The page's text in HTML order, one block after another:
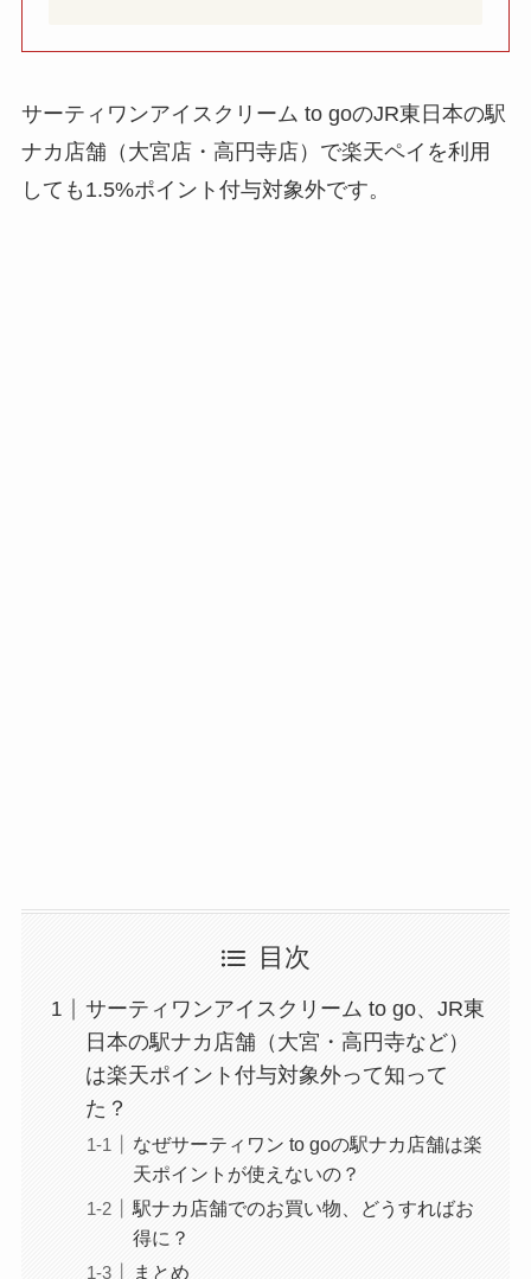
サーティワンアイスクリーム to goのJR東日本の駅
ナカ店舗（大宮店・高円寺店）で楽天ペイを利用
しても1.5%ポイント付与対象外です。
目次
サーティワンアイスクリーム to go、JR東
日本の駅ナカ店舗（大宮・高円寺など）
は楽天ポイント付与対象外って知って
た？
なぜサーティワン to goの駅ナカ店舗は楽
天ポイントが使えないの？
駅ナカ店舗でのお買い物、どうすればお
得に？
まとめ